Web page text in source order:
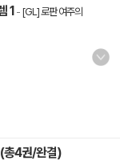
1- [GL] 로판 여주의
총4권/완결)